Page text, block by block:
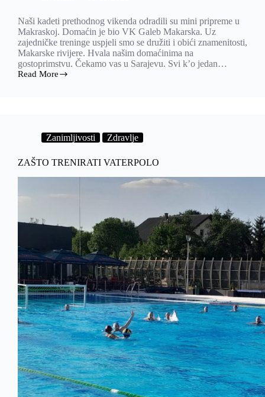
Naši kadeti prethodnog vikenda odradili su mini pripreme u
Makraskoj. Domaćin je bio VK Galeb Makarska. Uz
zajedničke treninge uspjeli smo se družiti i obići znamenitosti,
Makarske rivijere. Hvala našim domaćinima na
gostoprimstvu. Čekamo vas u Sarajevu. Svi k’o jedan…
Read More
Kadeti
Zanimljivosti Zdravlje
ZAŠTO TRENIRATI VATERPOLO